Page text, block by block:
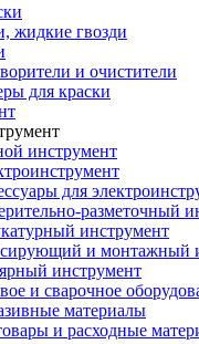
жидкие гвозди
и очистители
для краски
инструмент
для
разметочный
инструмент
и монтажный
инструмент
и сварочное
материалы
и расходные